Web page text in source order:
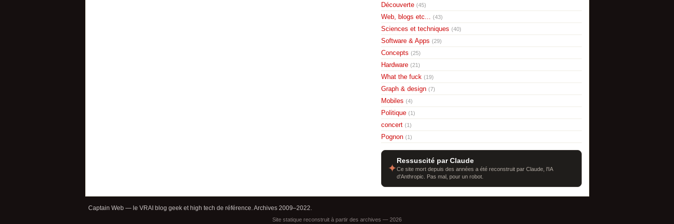
Découverte (45)
Web, blogs etc... (43)
Sciences et techniques (40)
Software & Apps (29)
Concepts (25)
Hardware (21)
What the fuck (19)
Graph & design (7)
Mobiles (4)
Politique (1)
concert (1)
Pognon (1)
✦
Ressuscité par Claude
Ce site mort depuis des années a été reconstruit par Claude, l'IA
d'Anthropic. Pas mal, pour un robot.
Captain Web — le VRAI blog geek et high tech de référence. Archives 2009–2022.
Site statique reconstruit à partir des archives — 2026